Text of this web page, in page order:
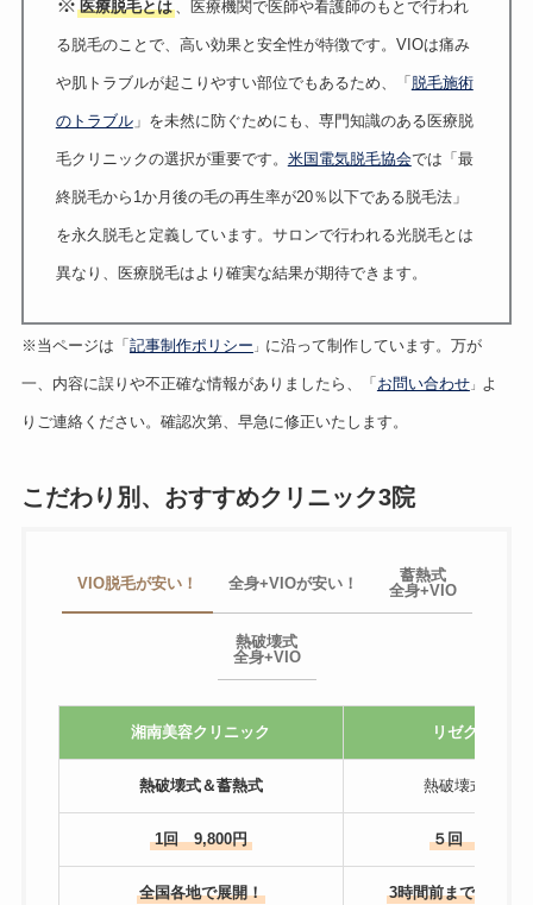
医療脱毛とは、医療機関で医師や看護師のもとで行われ
る脱毛のことで、高い効果と安全性が特徴です。VIOは痛み
や肌トラブルが起こりやすい部位でもあるため、「 脱毛施術
のトラブル」を未然に防ぐためにも、専門知識のある医療脱
毛クリニックの選択が重要です。 米国電気脱毛協会では「最
終脱毛から1か月後の毛の再生率が20％以下である脱毛法」
を永久脱毛と定義しています。サロンで行われる光脱毛とは
異なり、医療脱毛はより確実な結果が期待できます。
※当ページは「記事制作ポリシー 」 に沿って制作しています。万が
一、内容に誤りや不正確な情報がありましたら、「お問い合わせ」 よ
りご連絡ください。確認次第、早急に修正いたします。
こだわり別、おすすめクリニック3院
VIO脱毛が安い！ 全身+VIOが安い！
蓄熱式
全身+VIO
熱破壊式
全身+VIO
湘南美容クリニック リゼクリニッ
熱破壊式＆蓄熱式 熱破壊式＆蓄
1回 9,800円 ５回 81,600
全国各地で展開！
3時間前までキャン